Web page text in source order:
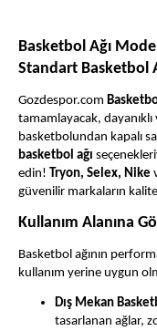
Basketbol Ağı
Standart Basketbol
Gozdespor.com
tamamlayacak,
basketbolundan kapalı
basketbol ağı
edin! Tryon, Selex, Nike
güvenilir markaların
Kullanım Alanına
Basketbol ağının
kullanım yerine uygun
Dış Mekan
tasarlanan ağlar,